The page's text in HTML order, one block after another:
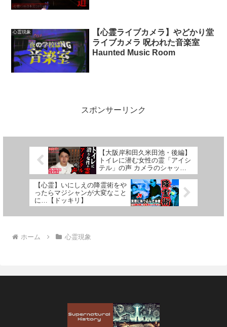
心霊現象
【心霊ライブカメラ】やどかり堂
ライブカメラ 呪われた音楽室
Haunted Music Room
スポンサーリンク
【大阪岸和田久米田池・後編】
トイレに潜む女性の霊「アイシ
テル」の声 カメラのシャッタ
ー音や電子音等 霊が引き起こ
す怪奇現象による誤作動か…
【ゴーストハント#45】ラップ
音現象 心霊スポット
【心霊】いにしえの降霊術をや
ったらマジシャンが大変なこと
に…【ドッキリ】
ホーム 心霊現象